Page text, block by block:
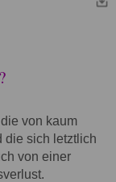
von kaum
die sich letztlich
von einer